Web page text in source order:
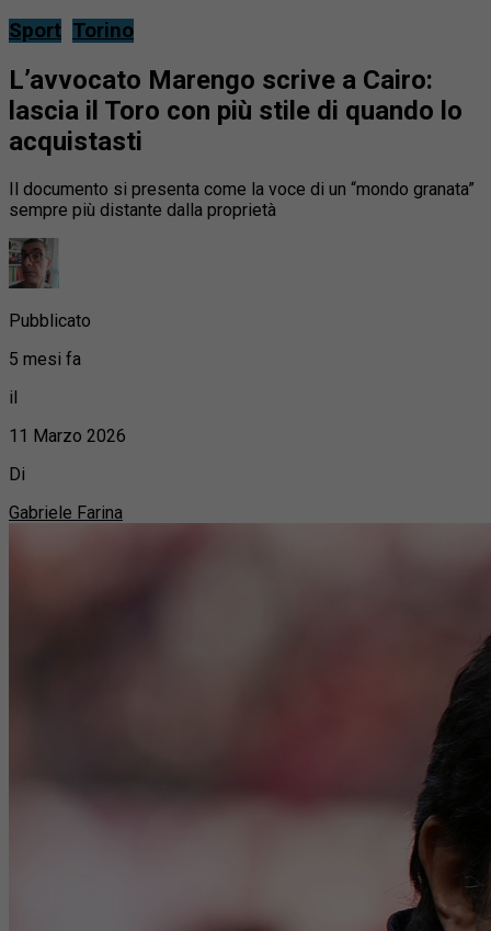
Sport Torino
L’avvocato Marengo scrive a Cairo:
lascia il Toro con più stile di quando lo
acquistasti
Il documento si presenta come la voce di un “mondo granata”
sempre più distante dalla proprietà
Pubblicato
5 mesi fa
il
11 Marzo 2026
Di
Gabriele Farina